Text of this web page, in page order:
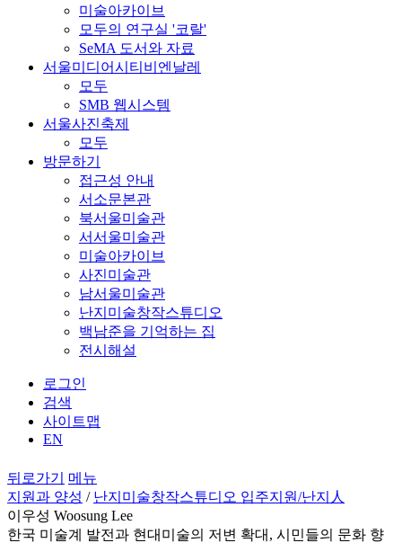
미술아카이브
모두의 연구실 '코랄'
SeMA 도서와 자료
서울미디어시티비엔날레
모두
SMB 웹시스템
서울사진축제
모두
방문하기
접근성 안내
서소문본관
북서울미술관
서서울미술관
미술아카이브
사진미술관
남서울미술관
난지미술창작스튜디오
백남준을 기억하는 집
전시해설
로그인
검색
사이트맵
EN
뒤로가기
메뉴
지원과 양성 / 난지미술창작스튜디오 입주지원/난지人
이우성 Woosung Lee
한국 미술계 발전과 현대미술의 저변 확대, 시민들의 문화 향